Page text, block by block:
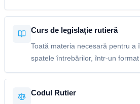
Curs de legislație rutieră
Toată materia necesară pentru a
spatele întrebărilor, într-un format
Codul Rutier